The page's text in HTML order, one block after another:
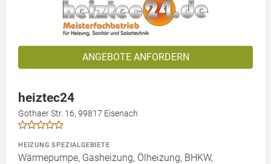
ANGEBOTE ANFORDERN
heiztec24
Gothaer Str. 16, 99817 Eisenach
HEIZUNG SPEZIALGEBIETE
Wärmepumpe, Gasheizung, Ölheizung, BHKW,